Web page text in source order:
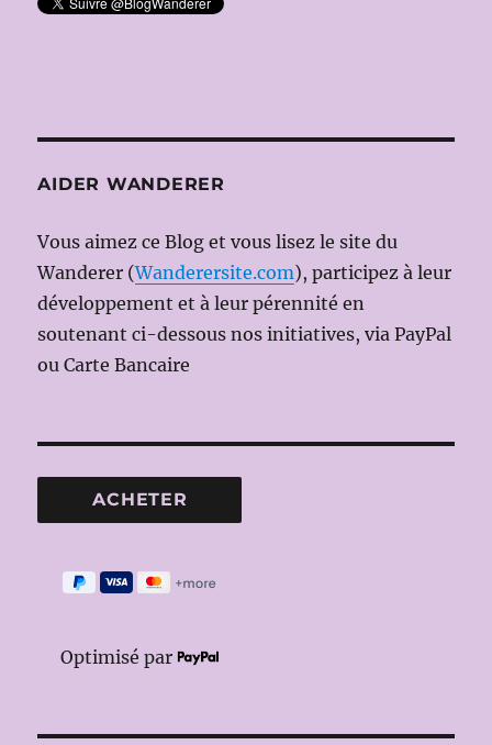
AIDER WANDERER
Vous aimez ce Blog et vous lisez le site du
Wanderer (Wanderersite.com), participez à leur
développement et à leur pérennité en
soutenant ci-dessous nos initiatives, via PayPal
ou Carte Bancaire
Optimisé par